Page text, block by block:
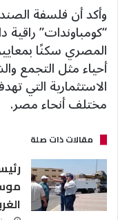
وأكد أن فلسفة
“كومباوندات” راقية
المصري سكنًا
أحياء مثل التجمع
الاستثمارية التي
مختلف أنحاء مصر.
مقالات ذات صلة